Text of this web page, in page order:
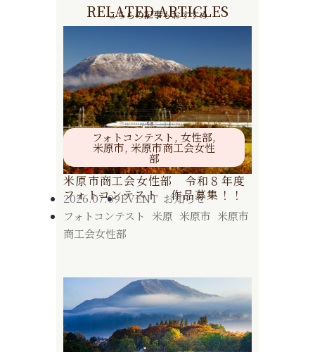
RELATED ARTICLES
こちらの記事もおすすめ
フォトコンテスト, 女性部,
米原市, 米原市商工会女性
部
米原市商工会女性部 令和８年度
フォトコンテスト 作品募集！！
2026.07.09EVENT, お知らせ
フォトコンテスト
米原 米原市 米原市
商工会女性部